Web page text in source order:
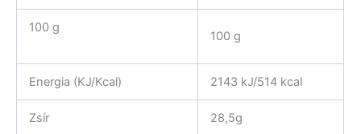
100 g
100 g
Energia (KJ/Kcal) 2143 kJ/514 kcal
Zsír 28,5g